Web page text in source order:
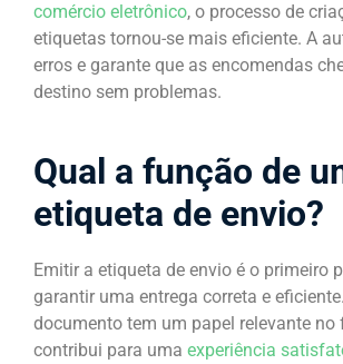
comércio eletrônico, o processo de
etiquetas tornou-se mais eficiente. A
erros e garante que as encomendas
destino sem problemas.
Qual a função de
etiqueta de envio?
Emitir a etiqueta de envio é o primeiro
garantir uma entrega correta e
documento tem um papel relevante
contribui para uma experiência